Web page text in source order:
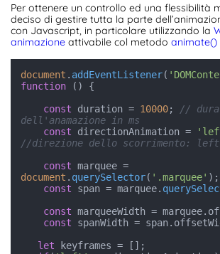
Per ottenere un controllo ed una flessibilità
deciso di gestire tutta la parte
con Javascript, in particolare utilizzando la
animazione attivabile col metodo animate()
document . addEventListener(
function ( ) {
const duration = 10000;
//
dell'anamazione in ms
const directionAnimation =
//direzione dello scorrimento:
const
document . querySelector( '.marquee' );
const span = marquee.
const marqueeWidth = marquee.
const spanWidth = span.
let keyframes = [];